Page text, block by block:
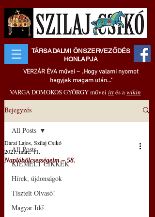
TÁRSADALMI ÖNSZERVEZŐDÉS
HONLAPJA
VERZÁR ÉVA művei – „Hogy valami nyomot
hagyjak magam után..."
VARGA DOMOKOS GYÖRGY művei ittés awikin
Bejegyzés
All Posts
KIEMELT CIKKEK
Hírek, újdonságok
Tisztelt Olvasó!
Magyar Idő
All Posts
Naplóbölcsességeim – 58.
Darai Lajos, Szilaj Csikó
2021. márc. 11.